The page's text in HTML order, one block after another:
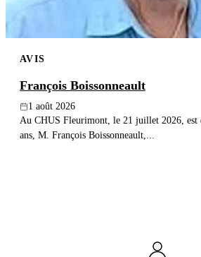
AVIS
François Boissonneault
1 août 2026
Au CHUS Fleurimont, le 21 juillet 2026, est
ans, M. François Boissonneault,...